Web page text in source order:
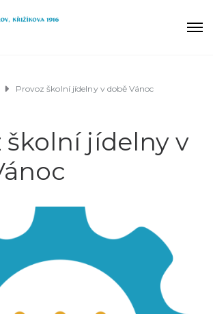
Provoz školní jídelny v době Vánoc
školní jídelny v